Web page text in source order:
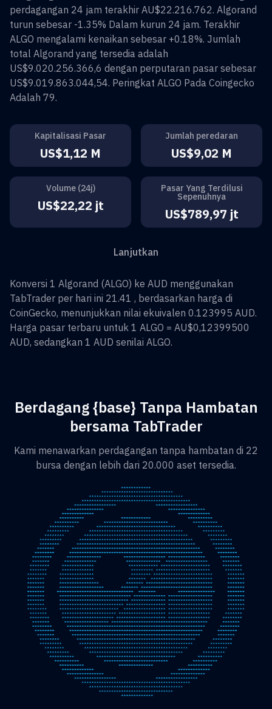
perdagangan 24 jam terakhir AU$22.216.762. Algorand
turun sebesar -1.35% Dalam kurun 24 jam. Terakhir
ALGO mengalami kenaikan sebesar +0.18%. Jumlah
total Algorand yang tersedia adalah
US$9.020.256.366,6 dengan perputaran pasar sebesar
US$9.019.863.044,54. Peringkat ALGO Pada Coingecko
Adalah 79.
Kapitalisasi Pasar
US$1,12 M
Jumlah peredaran
US$9,02 M
Volume (24j)
US$22,22 jt
Pasar Yang Terdilusi
Sepenuhnya
US$789,97 jt
Lanjutkan
Konversi 1 Algorand (ALGO) ke AUD menggunakan
TabTrader per hari ini 21.41 , berdasarkan harga di
CoinGecko, menunjukkan nilai ekuivalen 0.123995 AUD.
Harga pasar terbaru untuk 1 ALGO = AU$0,12399500
AUD, sedangkan 1 AUD senilai ALGO.
Berdagang {base} Tanpa Hambatan
bersama TabTrader
Kami menawarkan perdagangan tanpa hambatan di 22
bursa dengan lebih dari 20.000 aset tersedia.